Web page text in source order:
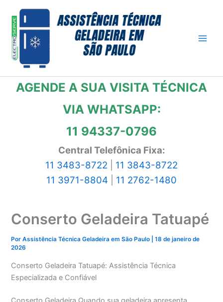
para
conteúdo
AGENDE A SUA VISITA TÉCNICA
VIA WHATSAPP:
11 94337-0796
Central Telefônica Fixa:
11 3483-8722
11 3843-8722
11 3971-8804
11 2762-1480
Conserto Geladeira Tatuapé
PorAssistência Técnica Geladeira em São Paulo |18 de janeiro de
2026
Conserto Geladeira Tatuapé: Assistência Técnica
Especializada e Confiável